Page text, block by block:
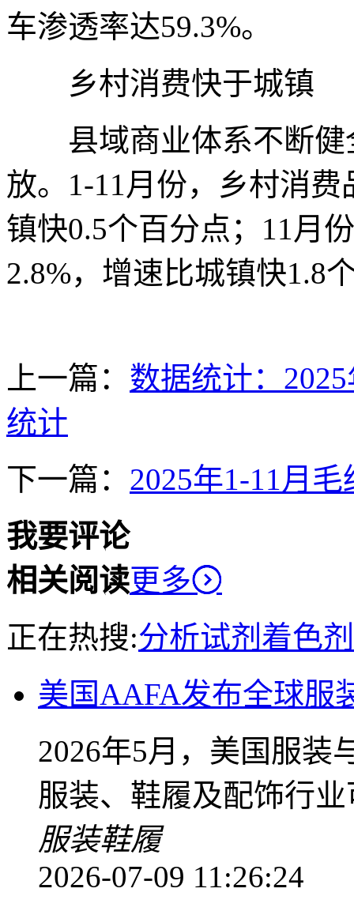
车渗透率达59.3%。
乡村消费快于城镇
县域商业体系不断健
放。1-11月份，乡村消
镇快0.5个百分点；11月
2.8%，增速比城镇快1.8
上一篇： 数据统计：
统计
下一篇： 2025年1-11月
我要评论
相关阅读更多
正在热搜:分析试剂 着色剂
美国AAFA发布全球服
2026年5月，美国服装
服装、鞋履及配饰行
服装鞋履
2026-07-09 11:26:24